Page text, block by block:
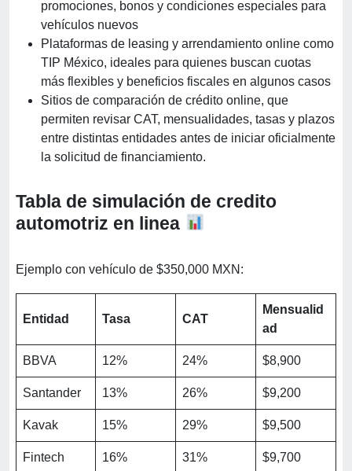
promociones, bonos y condiciones especiales para
vehículos nuevos
Plataformas de leasing y arrendamiento online como
TIP México, ideales para quienes buscan cuotas
más flexibles y beneficios fiscales en algunos casos
Sitios de comparación de crédito online, que
permiten revisar CAT, mensualidades, tasas y plazos
entre distintas entidades antes de iniciar oficialmente
la solicitud de financiamiento.
Tabla de simulación de credito
automotriz en linea
Ejemplo con vehículo de $350,000 MXN:
Entidad Tasa CAT
Mensualid
ad
BBVA 12% 24% $8,900
Santander 13% 26% $9,200
Kavak 15% 29% $9,500
Fintech 16% 31% $9,700